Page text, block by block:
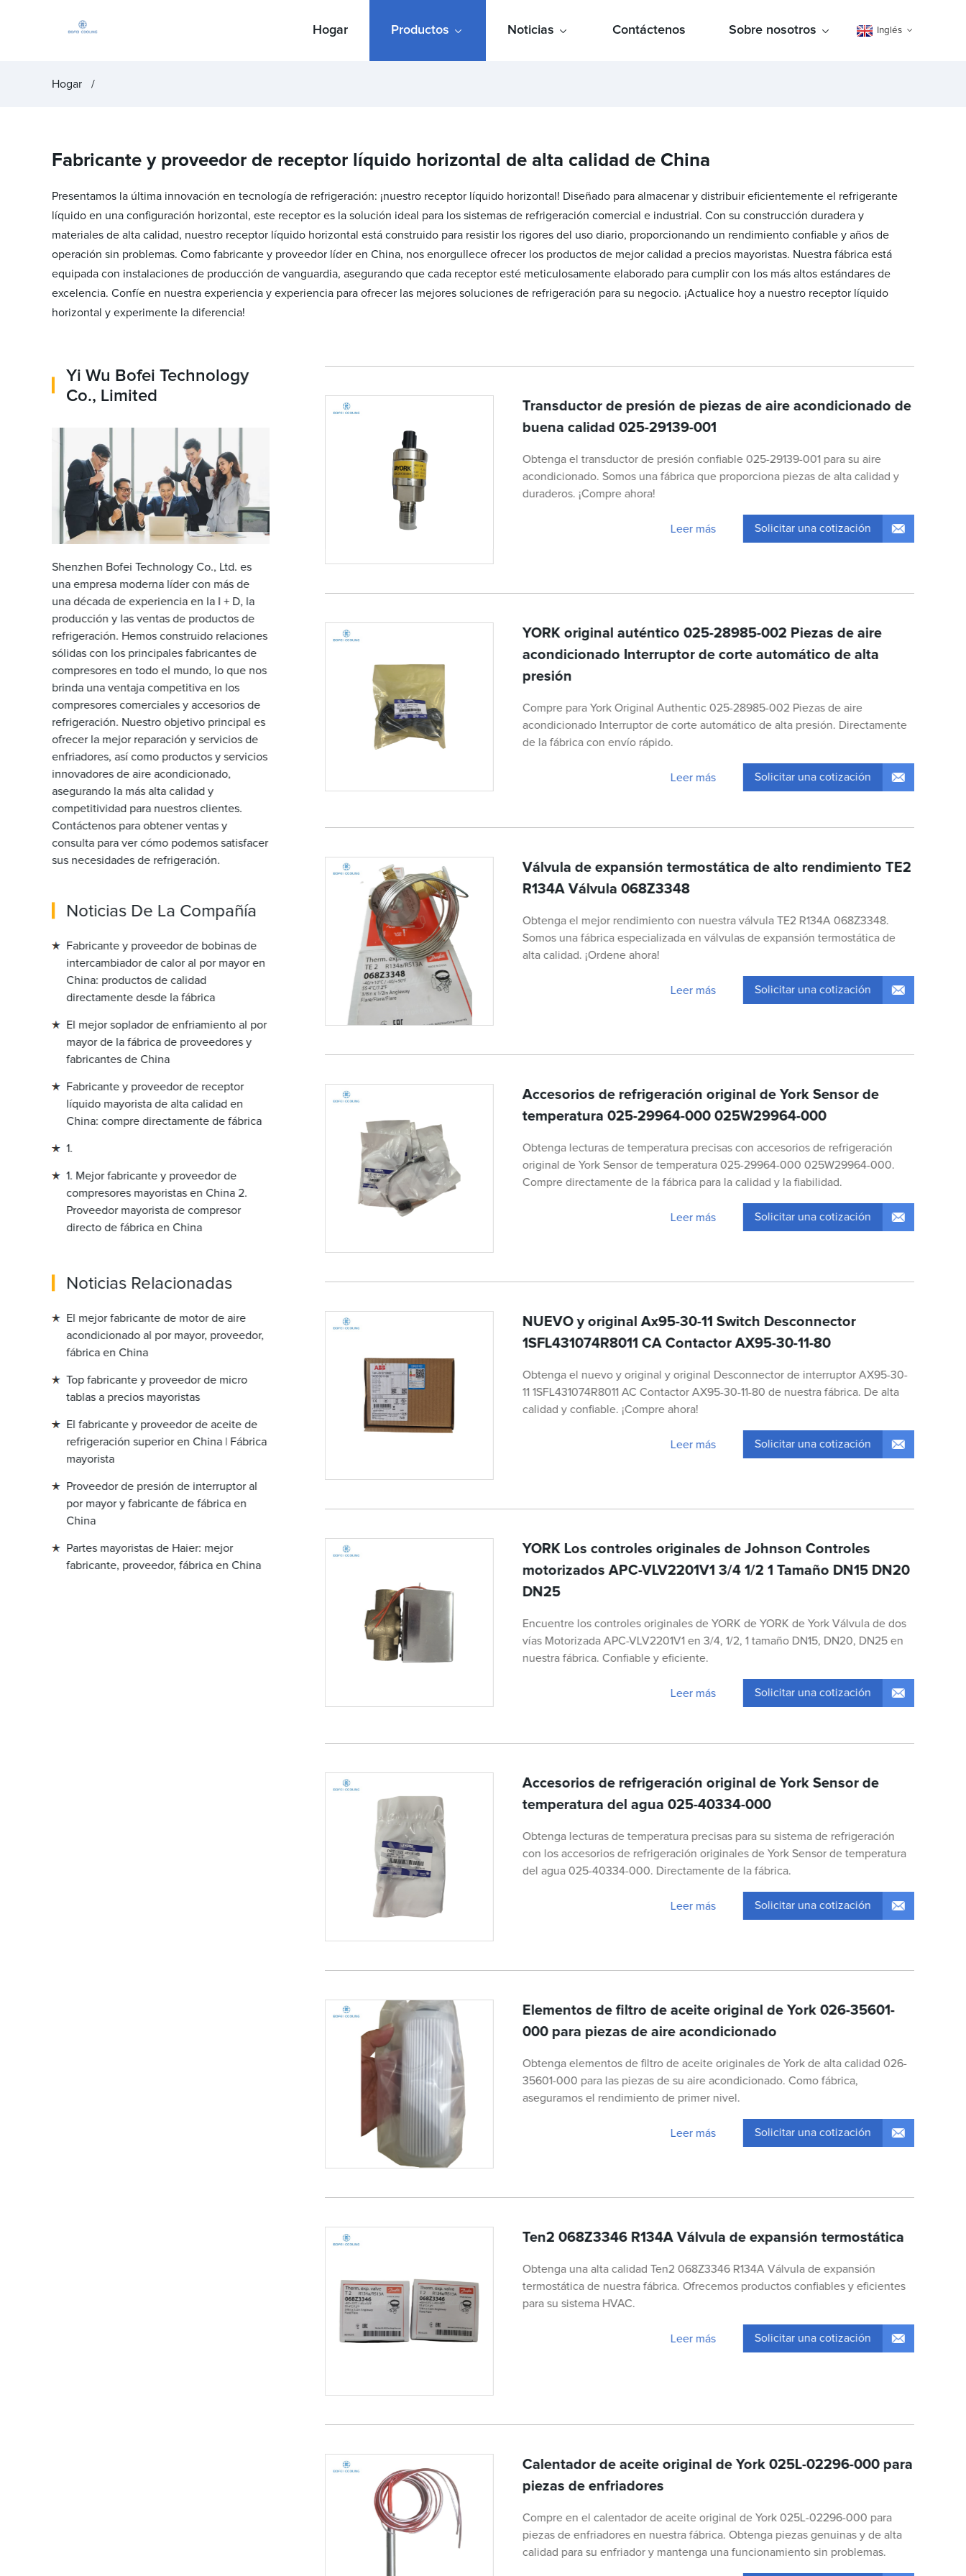
Hogar Productos Noticias Contáctenos Sobre nosotros Inglés
Hogar
Fabricante y proveedor de receptor líquido horizontal de alta calidad de China
Presentamos la última innovación en tecnología de refrigeración: ¡nuestro receptor líquido horizontal! Diseñado para almacenar y distribuir eficientemente el refrigerante
líquido en una configuración horizontal, este receptor es la solución ideal para los sistemas de refrigeración comercial e industrial. Con su construcción duradera y
materiales de alta calidad, nuestro receptor líquido horizontal está construido para resistir los rigores del uso diario, proporcionando un rendimiento confiable y años de
operación sin problemas. Como fabricante y proveedor líder en China, nos enorgullece ofrecer los productos de mejor calidad a precios mayoristas. Nuestra fábrica está
equipada con instalaciones de producción de vanguardia, asegurando que cada receptor esté meticulosamente elaborado para cumplir con los más altos estándares de
excelencia. Confíe en nuestra experiencia y experiencia para ofrecer las mejores soluciones de refrigeración para su negocio. ¡Actualice hoy a nuestro receptor líquido
horizontal y experimente la diferencia!
Yi Wu Bofei Technology
Co., Limited
Shenzhen Bofei Technology Co., Ltd. es
una empresa moderna líder con más de
una década de experiencia en la I + D, la
producción y las ventas de productos de
refrigeración. Hemos construido relaciones
sólidas con los principales fabricantes de
compresores en todo el mundo, lo que nos
brinda una ventaja competitiva en los
compresores comerciales y accesorios de
refrigeración. Nuestro objetivo principal es
ofrecer la mejor reparación y servicios de
enfriadores, así como productos y servicios
innovadores de aire acondicionado,
asegurando la más alta calidad y
competitividad para nuestros clientes.
Contáctenos para obtener ventas y
consulta para ver cómo podemos satisfacer
sus necesidades de refrigeración.
Noticias De La Compañía
Fabricante y proveedor de bobinas de
intercambiador de calor al por mayor en
China: productos de calidad
directamente desde la fábrica
El mejor soplador de enfriamiento al por
mayor de la fábrica de proveedores y
fabricantes de China
Fabricante y proveedor de receptor
líquido mayorista de alta calidad en
China: compre directamente de fábrica
1.
1. Mejor fabricante y proveedor de
compresores mayoristas en China 2.
Proveedor mayorista de compresor
directo de fábrica en China
Noticias Relacionadas
El mejor fabricante de motor de aire
acondicionado al por mayor, proveedor,
fábrica en China
Top fabricante y proveedor de micro
tablas a precios mayoristas
El fabricante y proveedor de aceite de
refrigeración superior en China | Fábrica
mayorista
Proveedor de presión de interruptor al
por mayor y fabricante de fábrica en
China
Partes mayoristas de Haier: mejor
fabricante, proveedor, fábrica en China
Transductor de presión de piezas de aire acondicionado de
buena calidad 025-29139-001
Obtenga el transductor de presión confiable 025-29139-001 para su aire
acondicionado. Somos una fábrica que proporciona piezas de alta calidad y
duraderos. ¡Compre ahora!
Leer más Solicitar una cotización
YORK original auténtico 025-28985-002 Piezas de aire
acondicionado Interruptor de corte automático de alta
presión
Compre para York Original Authentic 025-28985-002 Piezas de aire
acondicionado Interruptor de corte automático de alta presión. Directamente
de la fábrica con envío rápido.
Leer más Solicitar una cotización
Válvula de expansión termostática de alto rendimiento TE2
R134A Válvula 068Z3348
Obtenga el mejor rendimiento con nuestra válvula TE2 R134A 068Z3348.
Somos una fábrica especializada en válvulas de expansión termostática de
alta calidad. ¡Ordene ahora!
Leer más Solicitar una cotización
Accesorios de refrigeración original de York Sensor de
temperatura 025-29964-000 025W29964-000
Obtenga lecturas de temperatura precisas con accesorios de refrigeración
original de York Sensor de temperatura 025-29964-000 025W29964-000.
Compre directamente de la fábrica para la calidad y la fiabilidad.
Leer más Solicitar una cotización
NUEVO y original Ax95-30-11 Switch Desconnector
1SFL431074R8011 CA Contactor AX95-30-11-80
Obtenga el nuevo y original y original Desconnector de interruptor AX95-30-
11 1SFL431074R8011 AC Contactor AX95-30-11-80 de nuestra fábrica. De alta
calidad y confiable. ¡Compre ahora!
Leer más Solicitar una cotización
YORK Los controles originales de Johnson Controles
motorizados APC-VLV2201V1 3/4 1/2 1 Tamaño DN15 DN20
DN25
Encuentre los controles originales de YORK de YORK de York Válvula de dos
vías Motorizada APC-VLV2201V1 en 3/4, 1/2, 1 tamaño DN15, DN20, DN25 en
nuestra fábrica. Confiable y eficiente.
Leer más Solicitar una cotización
Accesorios de refrigeración original de York Sensor de
temperatura del agua 025-40334-000
Obtenga lecturas de temperatura precisas para su sistema de refrigeración
con los accesorios de refrigeración originales de York Sensor de temperatura
del agua 025-40334-000. Directamente de la fábrica.
Leer más Solicitar una cotización
Elementos de filtro de aceite original de York 026-35601-
000 para piezas de aire acondicionado
Obtenga elementos de filtro de aceite originales de York de alta calidad 026-
35601-000 para las piezas de su aire acondicionado. Como fábrica,
aseguramos el rendimiento de primer nivel.
Leer más Solicitar una cotización
Ten2 068Z3346 R134A Válvula de expansión termostática
Obtenga una alta calidad Ten2 068Z3346 R134A Válvula de expansión
termostática de nuestra fábrica. Ofrecemos productos confiables y eficientes
para su sistema HVAC.
Leer más Solicitar una cotización
Calentador de aceite original de York 025L-02296-000 para
piezas de enfriadores
Compre en el calentador de aceite original de York 025L-02296-000 para
piezas de enfriadores en nuestra fábrica. Obtenga piezas genuinas y de alta
calidad para su enfriador y mantenga una funcionamiento sin problemas.